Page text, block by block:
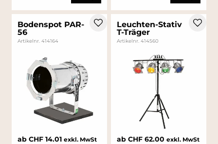
Bodenspot PAR-
56
Artikelnr. 414164
ab CHF 14.01 exkl. MwSt
Leuchten-Stativ
T-Träger
Artikelnr. 414560
ab CHF 62.00 exkl. MwSt